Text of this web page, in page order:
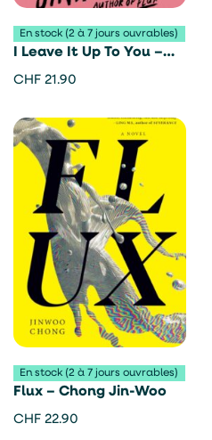
En stock (2 à 7 jours ouvrables)
I Leave It Up To You –
Chong Jin-woo
CHF 21.90
En stock (2 à 7 jours ouvrables)
Flux – Chong Jin-Woo
CHF 22.90